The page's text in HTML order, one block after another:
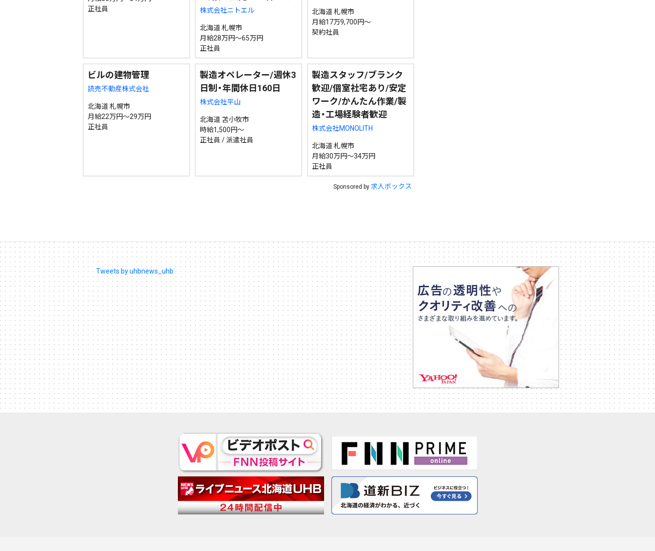
正社員
株式会社ニトエル
北海道 札幌市
月給28万円～65万円
正社員
北海道 札幌市
月給17万9,700円～
契約社員
ビルの建物管理
読売不動産株式会社
北海道 札幌市
月給22万円～29万円
正社員
製造オペレーター/週休3
日制・年間休日160日
株式会社平山
北海道 苫小牧市
時給1,500円～
正社員 / 派遣社員
製造スタッフ/ブランク
歓迎/個室社宅あり/安定
ワーク/かんたん作業/製
造・工場経験者歓迎
株式会社MONOLITH
北海道 札幌市
月給30万円～34万円
正社員
Sponsored by 求人ボックス
Tweets by uhbnews_uhb
期間を絞る
検索